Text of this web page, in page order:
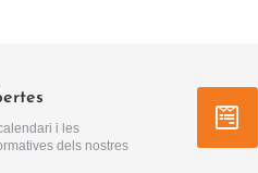
i les
dels nostres